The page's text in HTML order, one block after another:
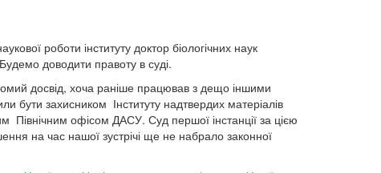
роботи інституту доктор біологічних наук
доводити правоту в суді.
досвід, хоча раніше працював з дещо іншими
бути захисником Інституту надтвердих матеріалів
Північним офісом ДАСУ. Суд першої інстанції за цією
на час нашої зустрічі ще не набрало законної